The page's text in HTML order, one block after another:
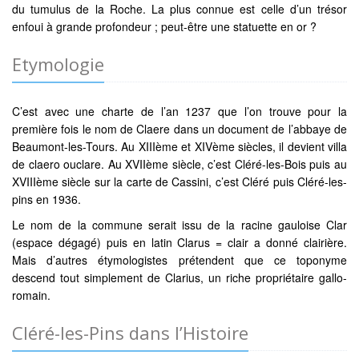
du tumulus de la Roche. La plus connue est celle d’un trésor
enfoui à grande profondeur ; peut-être une statuette en or ?
Etymologie
C’est avec une charte de l’an 1237 que l’on trouve pour la
première fois le nom de Claere dans un document de l’abbaye de
Beaumont-les-Tours. Au XIIIème et XIVème siècles, il devient villa
de claero ouclare. Au XVIIème siècle, c’est Cléré-les-Bois puis au
XVIIIème siècle sur la carte de Cassini, c’est Cléré puis Cléré-les-
pins en 1936.
Le nom de la commune serait issu de la racine gauloise Clar
(espace dégagé) puis en latin Clarus = clair a donné clairière.
Mais d’autres étymologistes prétendent que ce toponyme
descend tout simplement de Clarius, un riche propriétaire gallo-
romain.
Cléré-les-Pins dans l’Histoire